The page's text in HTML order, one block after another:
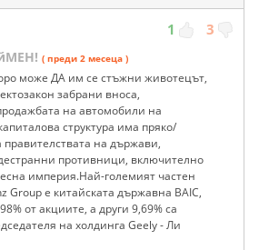
1 3
( преди 2 месеца )
може ДА им се стъжни животецът,
забрани вноса,
на автомобили на
структура има пряко/
правителствата на държави,
противници, включително
империя.Най-големият частен
Group е китайската държавна BAIC,
от акциите, а други 9,69% са
на холдинга Geely - Ли